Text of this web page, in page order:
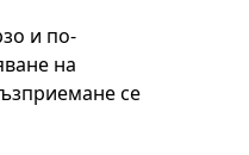
и по-
на
се